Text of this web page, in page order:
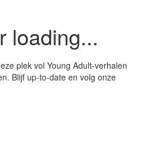
loading...
plek vol Young Adult-verhalen
Blijf up-to-date en volg onze